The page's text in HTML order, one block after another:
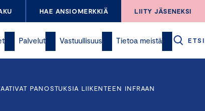
HAE ANSIOMERKKIÄ LIITY JÄSENEKSI
Palvelut Vastuullisuus Tietoa meistä ETSI
PANOSTUKSIA LIIKENTEEN INFRAAN